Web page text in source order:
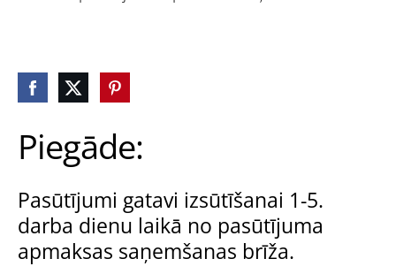
Piegāde:
Pasūtījumi gatavi izsūtīšanai 1-5.
darba dienu laikā no pasūtījuma
apmaksas saņemšanas brīža.